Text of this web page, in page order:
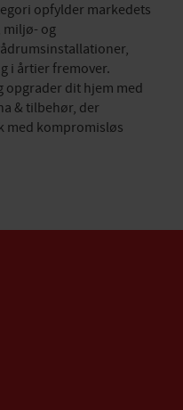
opfylder markedets
miljø- og
i årtier fremover.
opgrader dit hjem med
& tilbehør, der
med kompromisløs